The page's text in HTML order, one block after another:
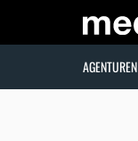
AGENTUREN